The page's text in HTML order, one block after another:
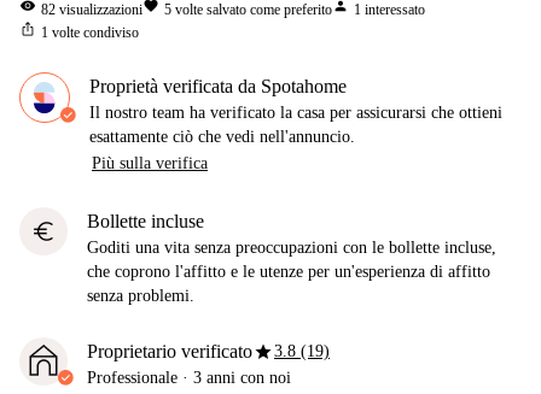
visibility 82 visualizzazionifavorite 5 volte salvato come preferitoperson 1 interessato
ios_share 1 volte condiviso
Proprietà verificata da Spotahome
Il nostro team ha verificato la casa per assicurarsi che ottieni
esattamente ciò che vedi nell'annuncio.
Più sulla verifica
euro Bollette incluse
Goditi una vita senza preoccupazioni con le bollette incluse,
che coprono l'affitto e le utenze per un'esperienza di affitto
senza problemi.
Proprietario verificatostar3.8 (19)
Professionale · 3 anni con noi